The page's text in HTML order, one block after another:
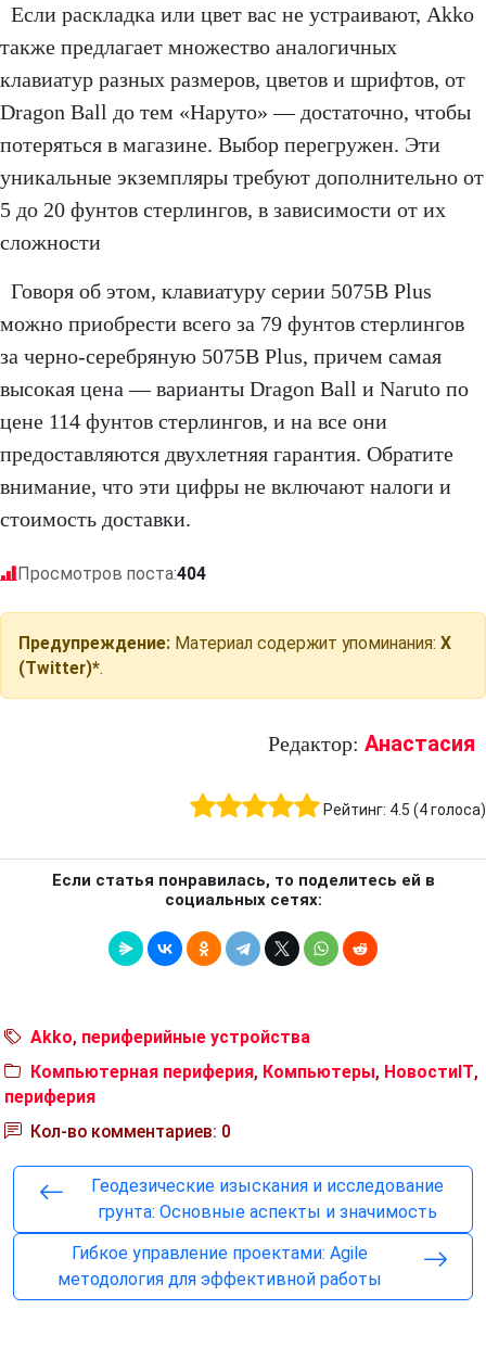
Если раскладка или цвет вас не устраивают, Akko
также предлагает множество аналогичных
клавиатур разных размеров, цветов и шрифтов, от
Dragon Ball до тем «Наруто» — достаточно, чтобы
потеряться в магазине. Выбор перегружен. Эти
уникальные экземпляры требуют дополнительно от
5 до 20 фунтов стерлингов, в зависимости от их
сложности
Говоря об этом, клавиатуру серии 5075B Plus
можно приобрести всего за 79 фунтов стерлингов
за черно-серебряную 5075B Plus, причем самая
высокая цена — варианты Dragon Ball и Naruto по
цене 114 фунтов стерлингов, и на все они
предоставляются двухлетняя гарантия. Обратите
внимание, что эти цифры не включают налоги и
стоимость доставки.
Просмотров поста:404
Предупреждение: Материал содержит упоминания: X
(Twitter)*.
Редактор: Анастасия
Рейтинг: 4.5 (4голоса)
Если статья понравилась, то поделитесь ей в
социальных сетях:
Akko, периферийные устройства
Компьютерная периферия, Компьютеры, НовостиIT,
периферия
Кол-во комментариев: 0
Геодезические изыскания и исследование
грунта: Основные аспекты и значимость
Гибкое управление проектами: Agile
методология для эффективной работы